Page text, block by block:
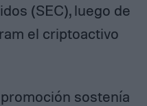
(SEC), luego de
el criptoactivo
sostenía